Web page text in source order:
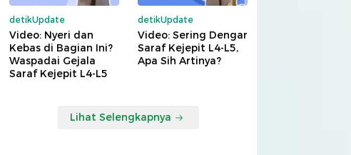
detikUpdate
Video: Nyeri dan
Kebas di Bagian Ini?
Waspadai Gejala
Saraf Kejepit L4-L5
detikUpdate
Video: Sering Dengar
Saraf Kejepit L4-L5,
Apa Sih Artinya?
Lihat Selengkapnya